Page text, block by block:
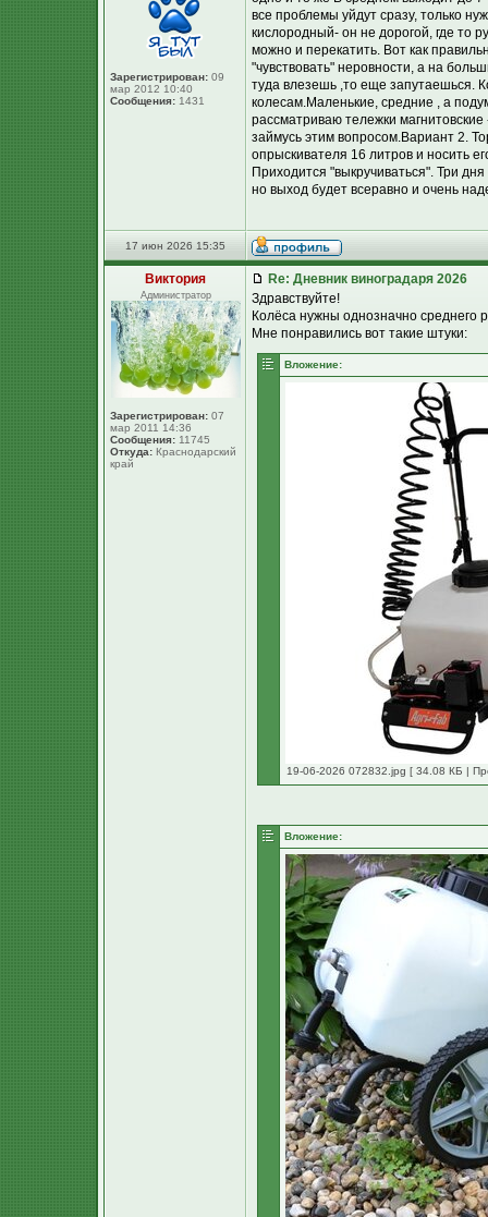
Зарегистрирован: 09
мар 2012 10:40
Сообщения: 1431
все проблемы уйдут сразу, только
кислородный- он не дорогой, где то
можно и перекатить. Вот как
"чувствовать" неровности, а на
туда влезешь ,то еще запутаешься.
колесам.Маленькие, средние , а
рассматриваю тележки
займусь этим вопросом.Вариант 2.
опрыскивателя 16 литров и носить
Приходится "выкручиваться". Три
но выход будет всеравно и очень
17 июн 2026 15:35
Виктория
Администратор
Зарегистрирован: 07
мар 2011 14:36
Сообщения: 11745
Откуда: Краснодарский
край
Re: Дневник виноградаря 2026
Здравствуйте!
Колёса нужны однозначно среднего
Мне понравились вот такие штуки:
Вложение:
19-06-2026 072832.jpg [ 34.08 КБ |
Вложение: